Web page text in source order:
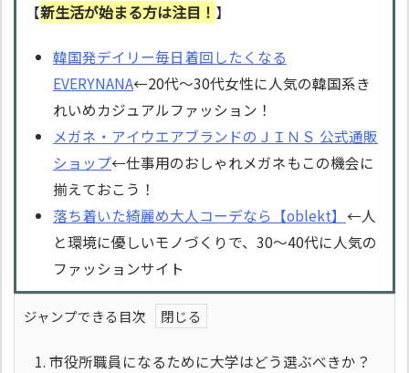
【新生活が始まる方は注目！ 】
韓国発デイリー毎日着回したくなる
EVERYNANA←20代～30代女性に人気の韓国系き
れいめカジュアルファッション！
メガネ・アイウエアブランドのＪＩＮＳ 公式通販
ショップ←仕事用のおしゃれメガネもこの機会に
揃えておこう！
落ち着いた綺麗め大人コーデなら【oblekt】 ←人
と環境に優しいモノづくりで、30～40代に人気の
ファッションサイト
ジャンプできる目次
1. 市役所職員になるために大学はどう選ぶべきか？